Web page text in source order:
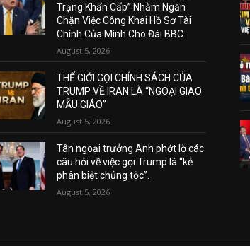
Trạng Khẩn Cấp” Nhằm Ngăn
Chặn Việc Công Khai Hồ Sơ Tài
Chính Của Mình Cho Đài BBC
August 5, 2026
THẾ GIỚI GỌI CHÍNH SÁCH CỦA
TRUMP VỀ IRAN LÀ “NGOẠI GIAO
MẪU GIÁO”
August 5, 2026
Tân ngoại trưởng Anh phớt lờ các
câu hỏi về việc gọi Trump là “kẻ
phân biệt chủng tộc”.
August 5, 2026